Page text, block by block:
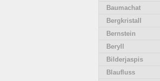
Baumachat
Bergkristall
Bernstein
Beryll
Bilderjaspis
Blaufluss